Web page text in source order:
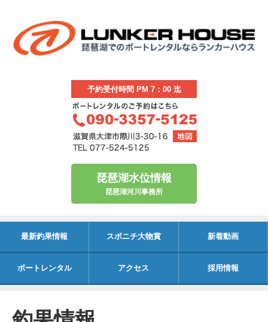
予約受付時間 PM 7：00 迄
琵琶湖水位情報
琵琶湖河川事務所
最新釣果情報 スポニチ大物賞 新着動画
ボートレンタル アクセス 採用情報